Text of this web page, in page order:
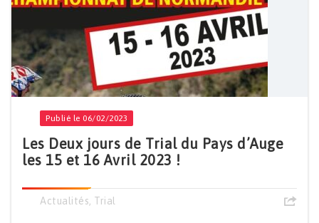
Publié le 06/02/2023
Les Deux jours de Trial du Pays d’Auge
les 15 et 16 Avril 2023 !
Actualités Trial